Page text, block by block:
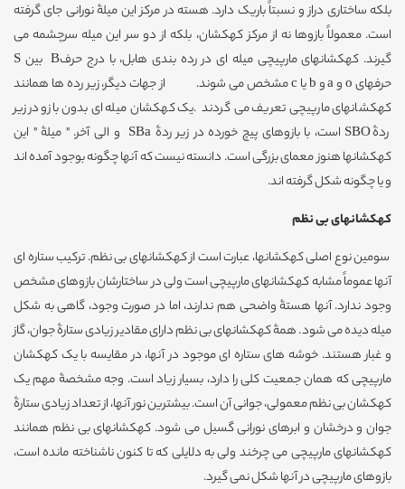
بلکه ساختاری دراز و نسبتاً باریک دارد. هسته در مرکز این میلۀ نورانی جای گرفته
است. معمولاً بازوها نه از مرکز کهکشان، بلکه از دو سر این میله سرچشمه می
گیرند. کهکشانهای مارپیچی میله ای در رده بندی هابل، با درج حرفB بین S
حرفهای o و a و b یا c مشخص می شوند. از جهات دیگر، زیر رده ها همانند
کهکشانهای مارپیچی تعریف می گردند .یک کهکشان میله ای بدون بازو در زیر
ردۀ SBO است، با بازوهای پیچ خورده در زیر ردۀ SBa و الی آخر. " میلۀ " این
کهکشانها هنوز معمای بزرگی است. دانسته نیست که آنها چگونه بوجود آمده اند
و یا چگونه شکل گرفته اند.
کهکشانهای بی نظم
سومین نوع اصلی کهکشانها، عبارت است از کهکشانهای بی نظم. ترکیب ستاره ای
آنها عموماً مشابه کهکشانهای مارپیچی است ولی در ساختارشان بازوهای مشخص
وجود ندارد. آنها هستۀ واضحی هم ندارند، اما در صورت وجود، گاهی به شکل
میله دیده می شود. همۀ کهکشانهای بی نظم دارای مقادیر زیادی ستارۀ جوان، گاز
و غبار هستند. خوشه های ستاره ای موجود در آنها، در مقایسه با یک کهکشان
مارپیچی که همان جمعیت کلی را دارد، بسیار زیاد است. وجه مشخصۀ مهم یک
کهکشان بی نظم معمولی، جوانی آن است. بیشترین نور آنها، از تعداد زیادی ستارۀ
جوان و درخشان و ابرهای نورانی گسیل می شود. کهکشانهای بی نظم همانند
کهکشانهای مارپیچی می چرخند ولی به دلایلی که تا کنون ناشناخته مانده است،
بازوهای مارپیچی در آنها شکل نمی گیرد.